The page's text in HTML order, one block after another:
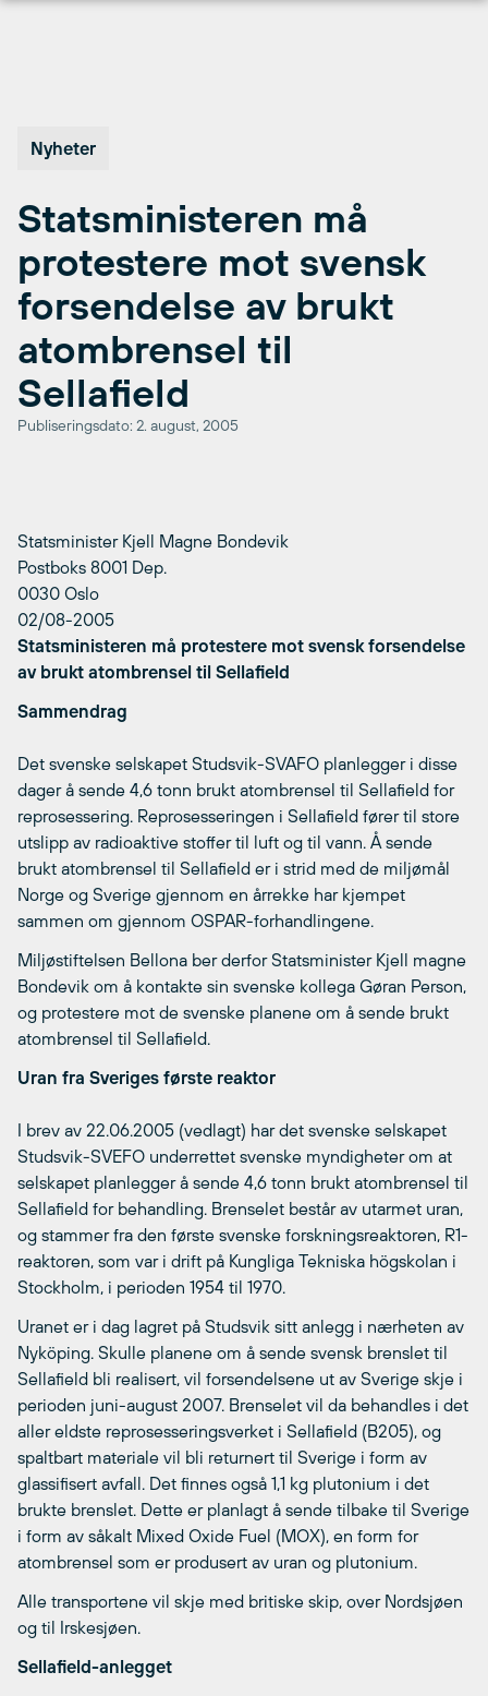
Nyheter
Statsministeren må
protestere mot svensk
forsendelse av brukt
atombrensel til
Sellafield
Publiseringsdato: 2. august, 2005
Statsminister Kjell Magne Bondevik
Postboks 8001 Dep.
0030 Oslo
02/08-2005
Statsministeren må protestere mot svensk forsendelse
av brukt atombrensel til Sellafield
Sammendrag
Det svenske selskapet Studsvik-SVAFO planlegger i disse
dager å sende 4,6 tonn brukt atombrensel til Sellafield for
reprosessering. Reprosesseringen i Sellafield fører til store
utslipp av radioaktive stoffer til luft og til vann. Å sende
brukt atombrensel til Sellafield er i strid med de miljømål
Norge og Sverige gjennom en årrekke har kjempet
sammen om gjennom OSPAR-forhandlingene.
Miljøstiftelsen Bellona ber derfor Statsminister Kjell magne
Bondevik om å kontakte sin svenske kollega Gøran Person,
og protestere mot de svenske planene om å sende brukt
atombrensel til Sellafield.
Uran fra Sveriges første reaktor
I brev av 22.06.2005 (vedlagt) har det svenske selskapet
Studsvik-SVEFO underrettet svenske myndigheter om at
selskapet planlegger å sende 4,6 tonn brukt atombrensel til
Sellafield for behandling. Brenselet består av utarmet uran,
og stammer fra den første svenske forskningsreaktoren, R1-
reaktoren, som var i drift på Kungliga Tekniska högskolan i
Stockholm, i perioden 1954 til 1970.
Uranet er i dag lagret på Studsvik sitt anlegg i nærheten av
Nyköping. Skulle planene om å sende svensk brenslet til
Sellafield bli realisert, vil forsendelsene ut av Sverige skje i
perioden juni-august 2007. Brenselet vil da behandles i det
aller eldste reprosesseringsverket i Sellafield (B205), og
spaltbart materiale vil bli returnert til Sverige i form av
glassifisert avfall. Det finnes også 1,1 kg plutonium i det
brukte brenslet. Dette er planlagt å sende tilbake til Sverige
i form av såkalt Mixed Oxide Fuel (MOX), en form for
atombrensel som er produsert av uran og plutonium.
Alle transportene vil skje med britiske skip, over Nordsjøen
og til Irskesjøen.
Sellafield-anlegget